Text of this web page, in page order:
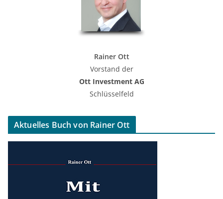
Rainer Ott
Vorstand der
Ott Investment AG
Schlüsselfeld
Aktuelles Buch von Rainer Ott